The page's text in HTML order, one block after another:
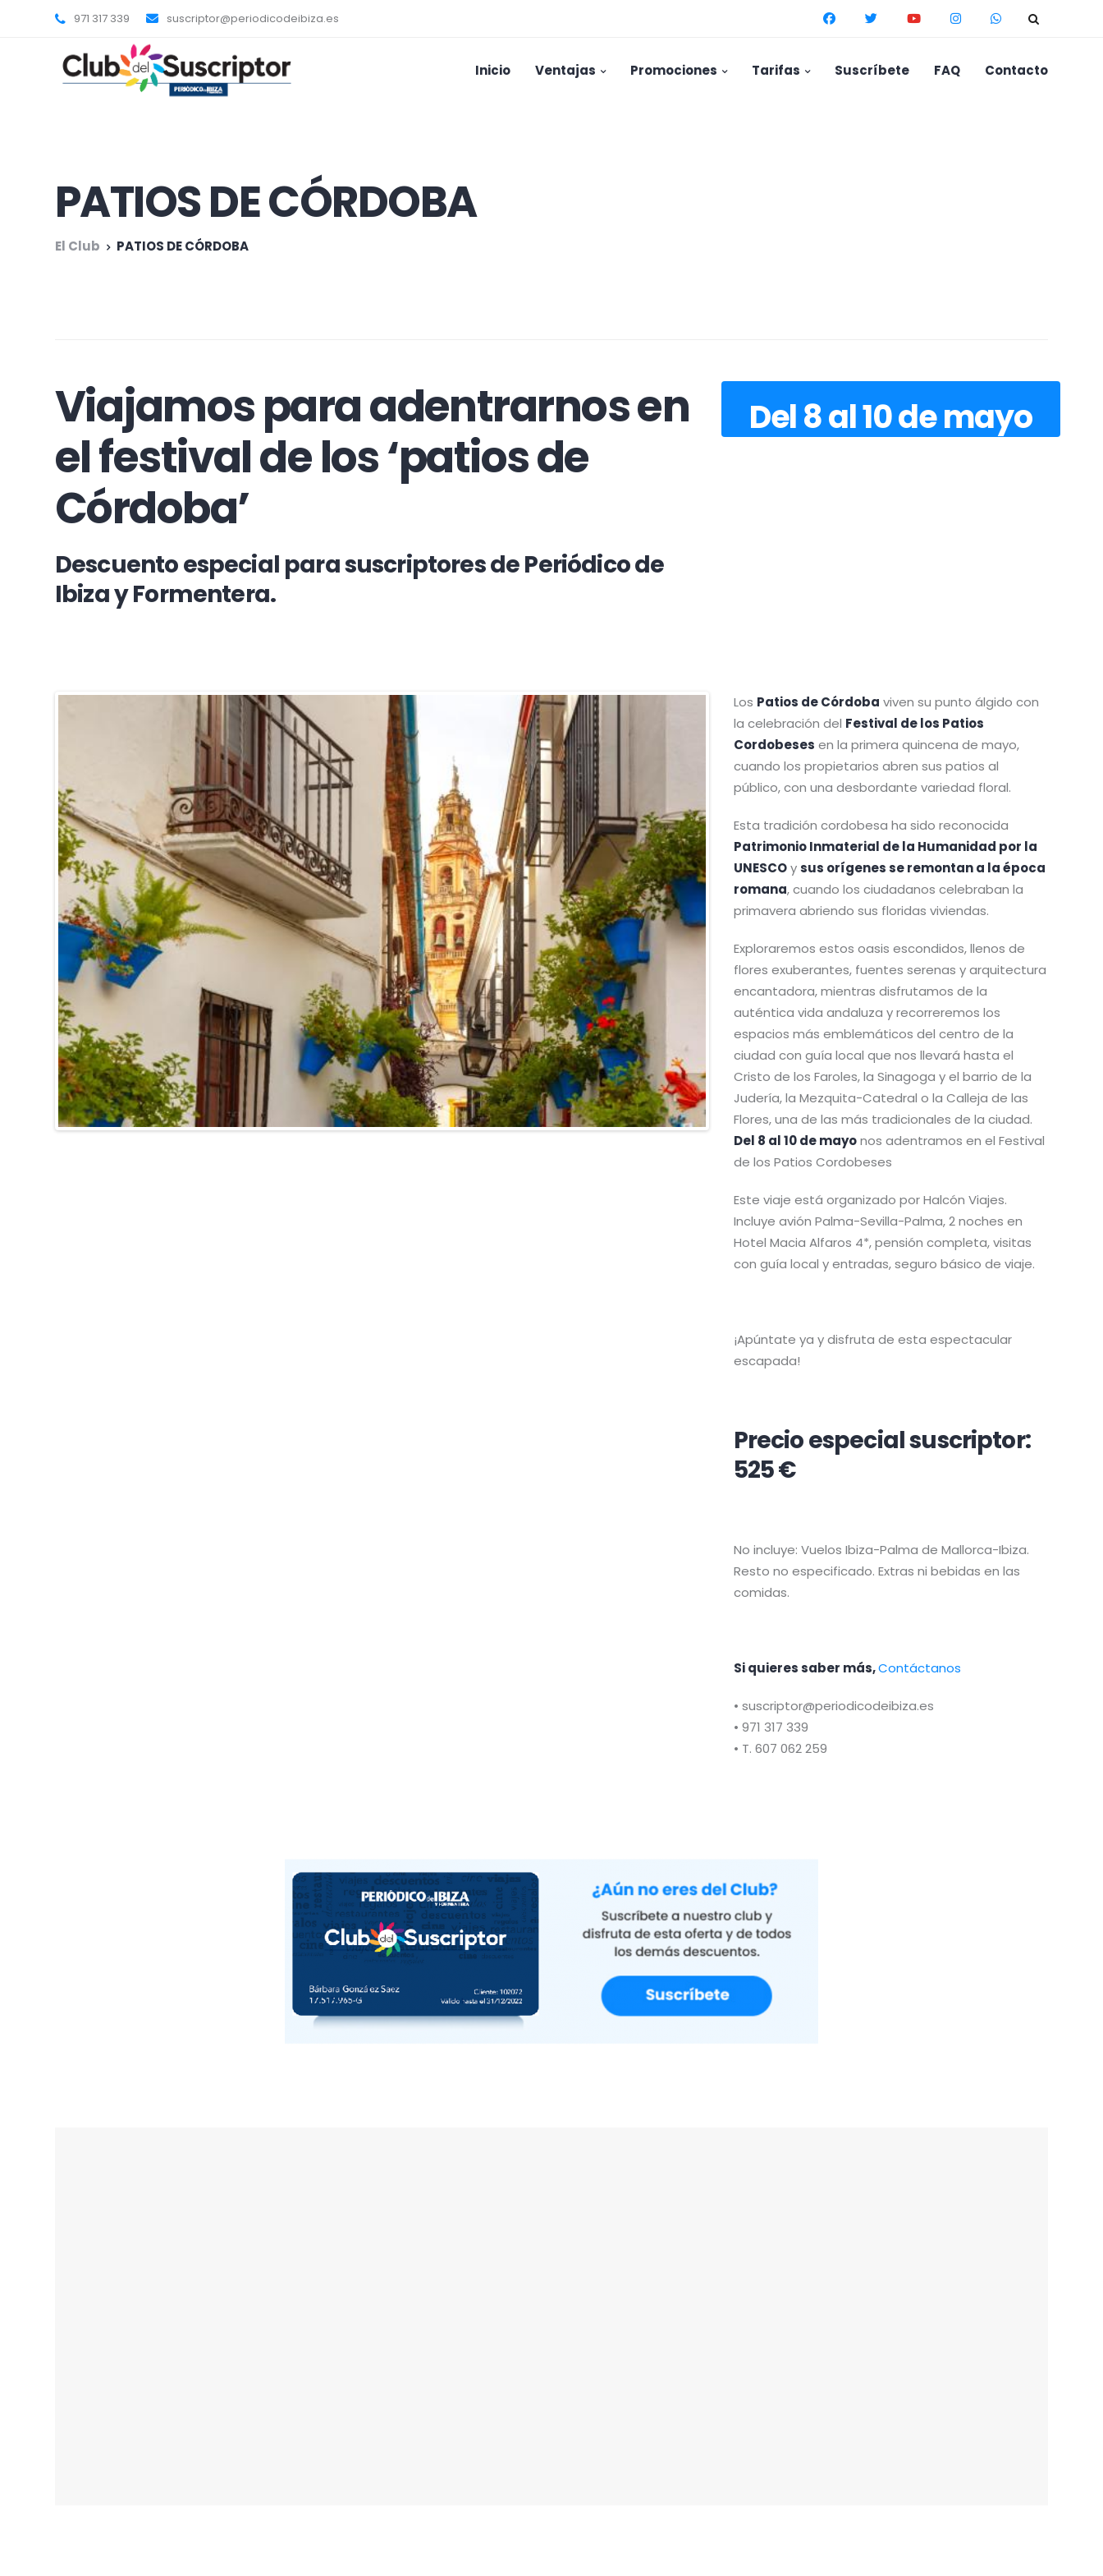
971 317 339 suscriptor@periodicodeibiza.es
Inicio Ventajas Promociones Tarifas Suscríbete FAQ Contacto
PATIOS DE CÓRDOBA
El Club PATIOS DE CÓRDOBA
Viajamos para adentrarnos en
el festival de los ‘patios de
Córdoba’
Descuento especial para suscriptores de Periódico de
Ibiza y Formentera.
Del 8 al 10 de mayo
Los Patios de Córdoba viven su punto álgido con
la celebración del Festival de los Patios
Cordobeses en la primera quincena de mayo,
cuando los propietarios abren sus patios al
público, con una desbordante variedad floral.
Esta tradición cordobesa ha sido reconocida
Patrimonio Inmaterial de la Humanidad por la
UNESCOysus orígenes se remontan a la época
romana, cuando los ciudadanos celebraban la
primavera abriendo sus floridas viviendas.
Exploraremos estos oasis escondidos, llenos de
flores exuberantes, fuentes serenas y arquitectura
encantadora, mientras disfrutamos de la
auténtica vida andaluza y recorreremos los
espacios más emblemáticos del centro de la
ciudad con guía local que nos llevará hasta el
Cristo de los Faroles, la Sinagoga y el barrio de la
Judería, la Mezquita-Catedral o la Calleja de las
Flores, una de las más tradicionales de la ciudad.
Del 8 al 10 de mayonos adentramos en el Festival
de los Patios Cordobeses
Este viaje está organizado por Halcón Viajes.
Incluye avión Palma-Sevilla-Palma, 2 noches en
Hotel Macia Alfaros 4*, pensión completa, visitas
con guía local y entradas, seguro básico de viaje.
¡Apúntate ya y disfruta de esta espectacular
escapada!
Precio especial suscriptor:
525 €
No incluye: Vuelos Ibiza-Palma de Mallorca-Ibiza.
Resto no especificado. Extras ni bebidas en las
comidas.
Si quieres saber más,Contáctanos
• suscriptor@periodicodeibiza.es
• 971 317 339
• T. 607 062 259